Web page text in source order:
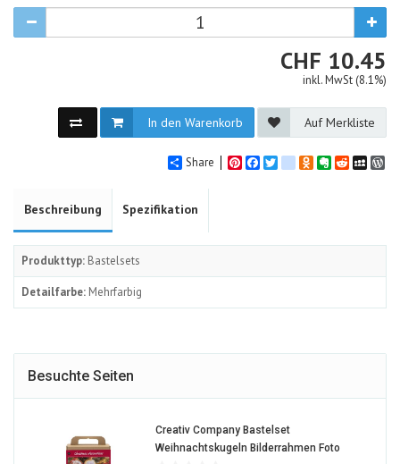
CHF CHF
10.45
inkl. MwSt (8.1%)
In den Warenkorb Auf Merkliste
Share PinterestFacebook
Twittergoogle_bookmarks
Odnoklassniki
Evernote
Reddit
Beschreibung Spezifikation
Produkttyp: Bastelsets
Detailfarbe: Mehrfarbig
Besuchte Seiten
Creativ Company Bastelset
Weihnachtskugeln Bilderrahmen Foto